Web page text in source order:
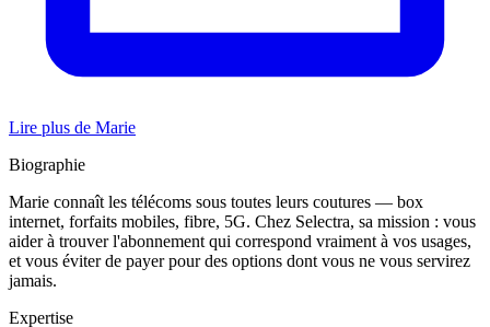
Lire plus de Marie
Biographie
Marie connaît les télécoms sous toutes leurs coutures — box
internet, forfaits mobiles, fibre, 5G. Chez Selectra, sa mission : vous
aider à trouver l'abonnement qui correspond vraiment à vos usages,
et vous éviter de payer pour des options dont vous ne vous servirez
jamais.
Expertise